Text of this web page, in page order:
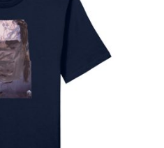
können
auf
der
Produktseite
gewählt
werden